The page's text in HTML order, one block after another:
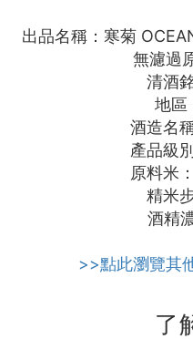
出品名稱：寒菊
無濾過
清酒
地區
酒造名
產品級
原料米
精米
酒精
>>點此瀏覽其
了